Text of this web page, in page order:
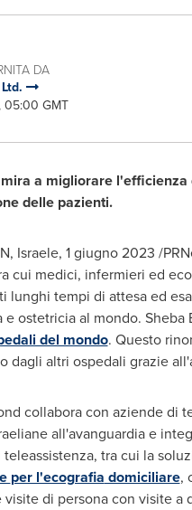
DA
05:00 GMT
a migliorare
delle pazienti.
, Israele, 1 giugno 2023 /
cui medici, infermieri ed
lunghi tempi di attesa ed
ostetricia al mondo.
del mondo. Questo
dagli altri ospedali grazie
collabora con aziende di
all'avanguardia e
tra cui la
per l'ecografia domiciliare,
di persona con visite a